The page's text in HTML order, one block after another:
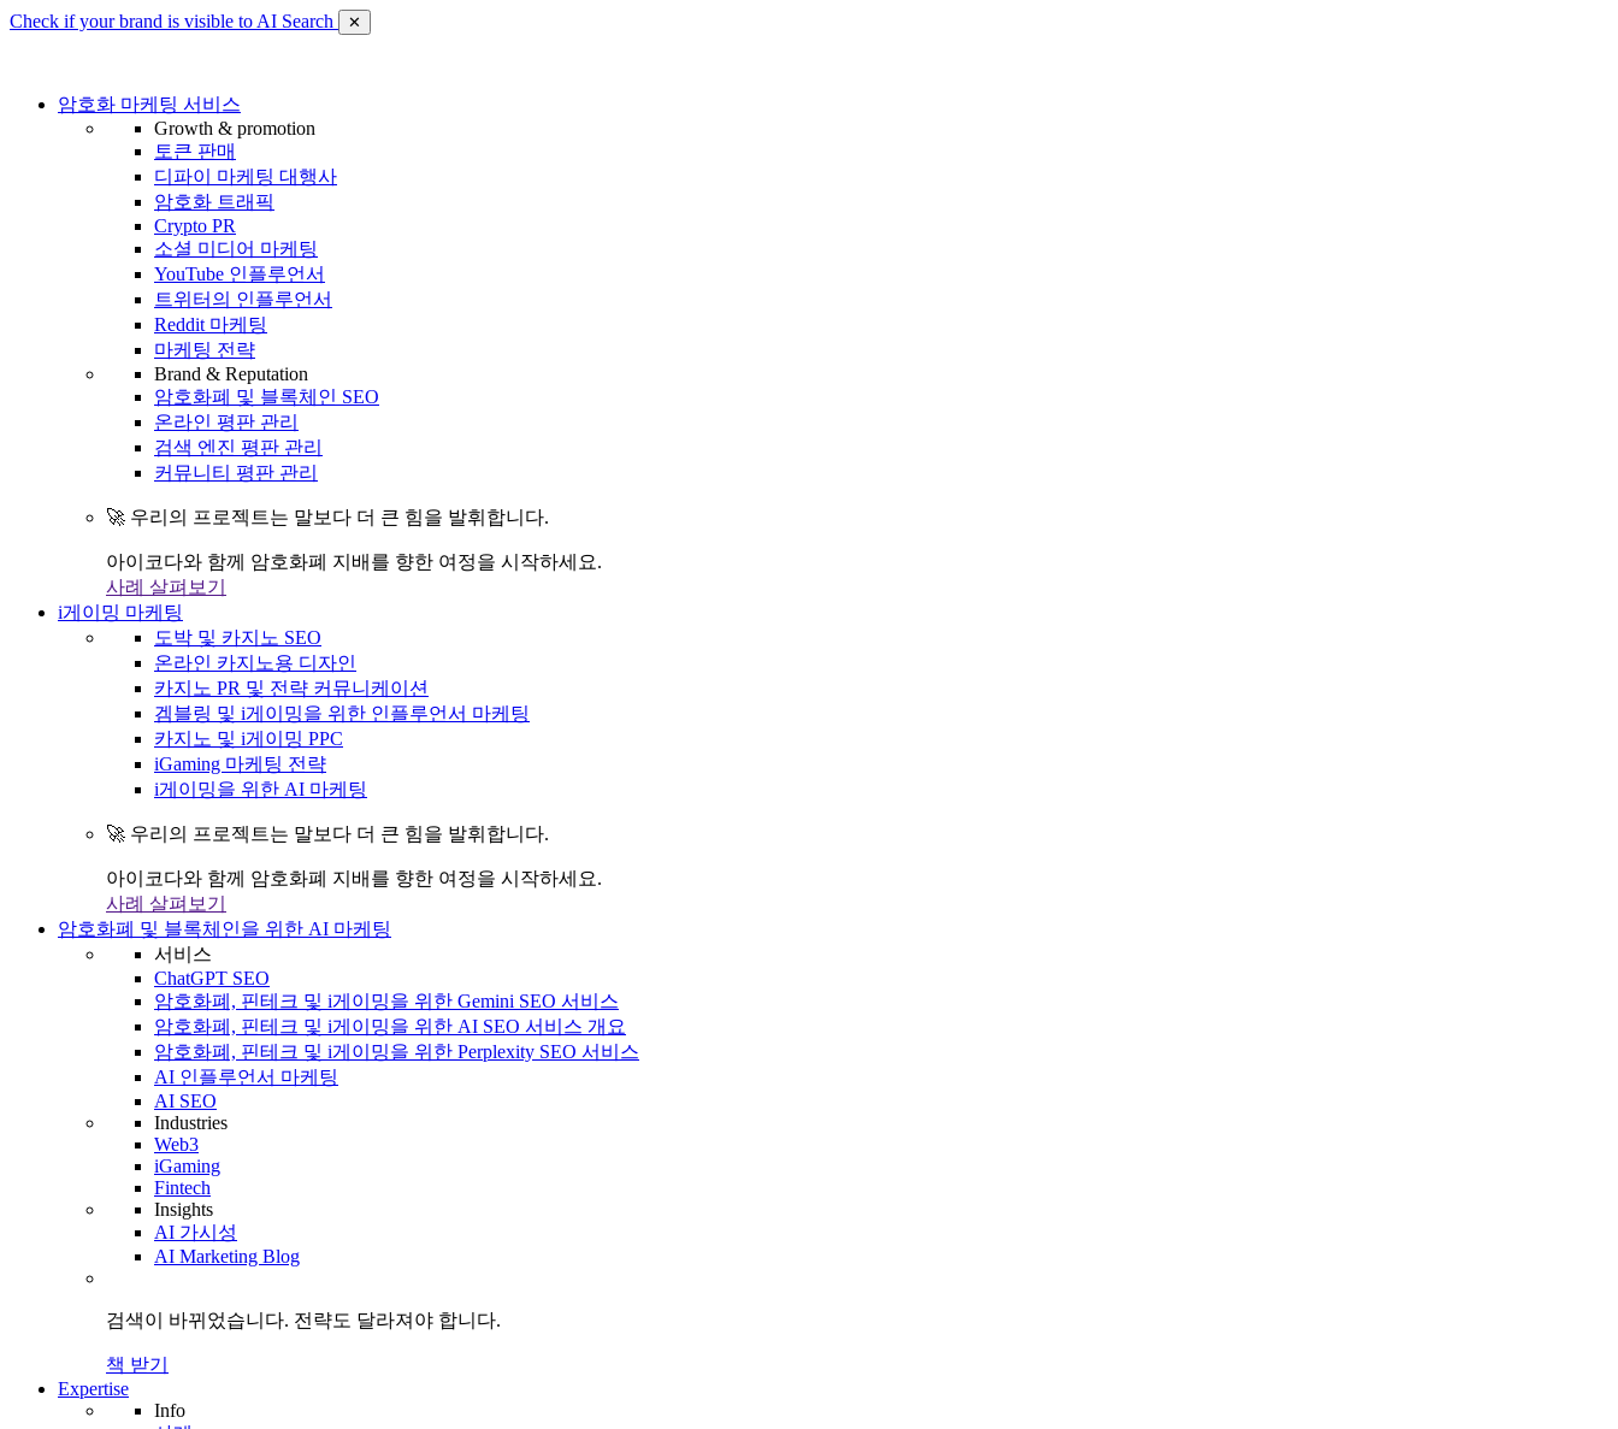
Check if your brand is visible to AI Search ✕
암호화 마케팅 서비스
Growth & promotion
토큰 판매
디파이 마케팅 대행사
암호화 트래픽
Crypto PR
소셜 미디어 마케팅
YouTube 인플루언서
트위터의 인플루언서
Reddit 마케팅
마케팅 전략
Brand & Reputation
암호화폐 및 블록체인 SEO
온라인 평판 관리
검색 엔진 평판 관리
커뮤니티 평판 관리
🚀 우리의 프로젝트는 말보다 더 큰 힘을 발휘합니다.
아이코다와 함께 암호화폐 지배를 향한 여정을 시작하세요.
사례 살펴보기
i게이밍 마케팅
도박 및 카지노 SEO
온라인 카지노용 디자인
카지노 PR 및 전략 커뮤니케이션
겜블링 및 i게이밍을 위한 인플루언서 마케팅
카지노 및 i게이밍 PPC
iGaming 마케팅 전략
i게이밍을 위한 AI 마케팅
🚀 우리의 프로젝트는 말보다 더 큰 힘을 발휘합니다.
아이코다와 함께 암호화폐 지배를 향한 여정을 시작하세요.
사례 살펴보기
암호화폐 및 블록체인을 위한 AI 마케팅
서비스
ChatGPT SEO
암호화폐, 핀테크 및 i게이밍을 위한 Gemini SEO 서비스
암호화폐, 핀테크 및 i게이밍을 위한 AI SEO 서비스 개요
암호화폐, 핀테크 및 i게이밍을 위한 Perplexity SEO 서비스
AI 인플루언서 마케팅
AI SEO
Industries
Web3
iGaming
Fintech
Insights
AI 가시성
AI Marketing Blog
검색이 바뀌었습니다. 전략도 달라져야 합니다.
책 받기
Expertise
Info